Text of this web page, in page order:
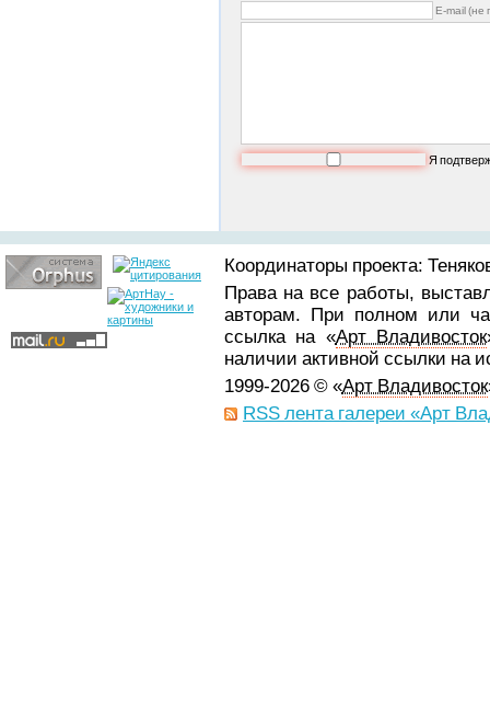
E-mail (не
Я
Координаторы проекта:
Права на все работы,
авторам. При полном или
ссылка на «Арт Владивосток
наличии активной ссылки на
1999-2026 © «Арт Владивосток
RSS лента галереи «Арт